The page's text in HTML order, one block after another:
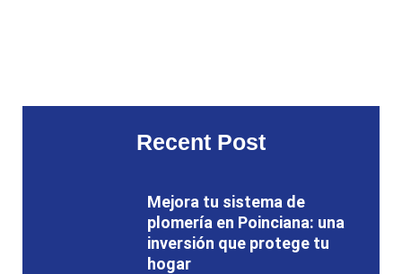
Recent Post
Mejora tu sistema de
plomería en Poinciana: una
inversión que protege tu
hogar